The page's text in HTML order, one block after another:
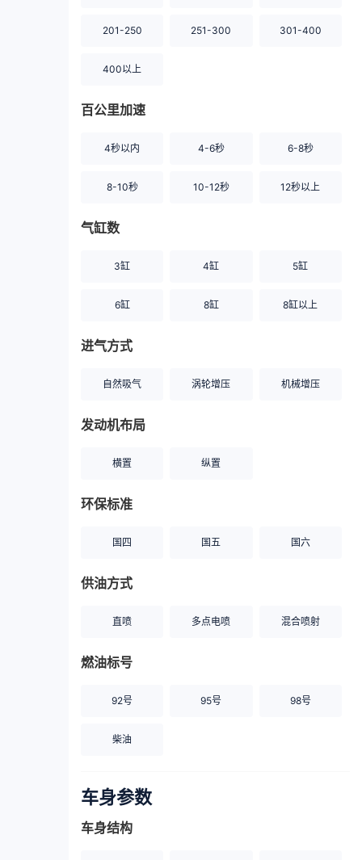
201-250 251-300 301-400
400以上
百公里加速
4秒以内 4-6秒 6-8秒
8-10秒 10-12秒 12秒以上
气缸数
3缸 4缸 5缸
6缸 8缸 8缸以上
进气方式
自然吸气 涡轮增压 机械增压
发动机布局
横置 纵置
环保标准
国四 国五 国六
供油方式
直喷 多点电喷 混合喷射
燃油标号
92号 95号 98号
柴油
车身参数
车身结构